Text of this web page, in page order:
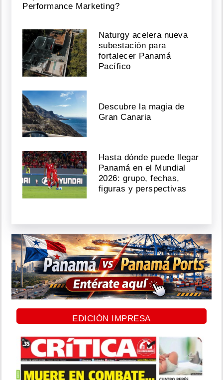
Performance Marketing?
Naturgy acelera nueva
subestación para
fortalecer Panamá
Pacífico
Descubre la magia de
Gran Canaria
Hasta dónde puede llegar
Panamá en el Mundial
2026: grupo, fechas,
figuras y perspectivas
EDICIÓN IMPRESA